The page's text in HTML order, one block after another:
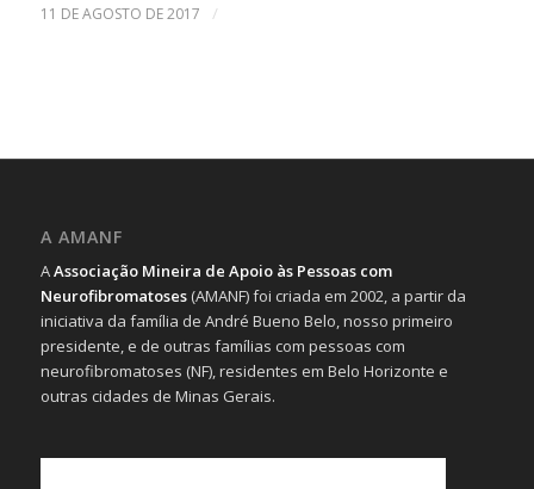
11 DE AGOSTO DE 2017 /
A AMANF
AAssociação Mineira de Apoio às Pessoas com
Neurofibromatoses(AMANF) foi criada em 2002, a partir da
iniciativa da família de André Bueno Belo, nosso primeiro
presidente, e de outras famílias com pessoas com
neurofibromatoses (NF), residentes em Belo Horizonte e
outras cidades de Minas Gerais.